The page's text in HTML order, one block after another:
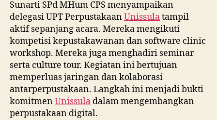
Sunarti SPd MHum CPS menyampaikan
delegasi UPT PerpustakaanUnissulatampil
aktif sepanjang acara. Mereka mengikuti
kompetisi kepustakawanan dan software clinic
workshop. Mereka juga menghadiri seminar
serta culture tour. Kegiatan ini bertujuan
memperluas jaringan dan kolaborasi
antarperpustakaan. Langkah ini menjadi bukti
komitmenUnissula dalam mengembangkan
perpustakaan digital.